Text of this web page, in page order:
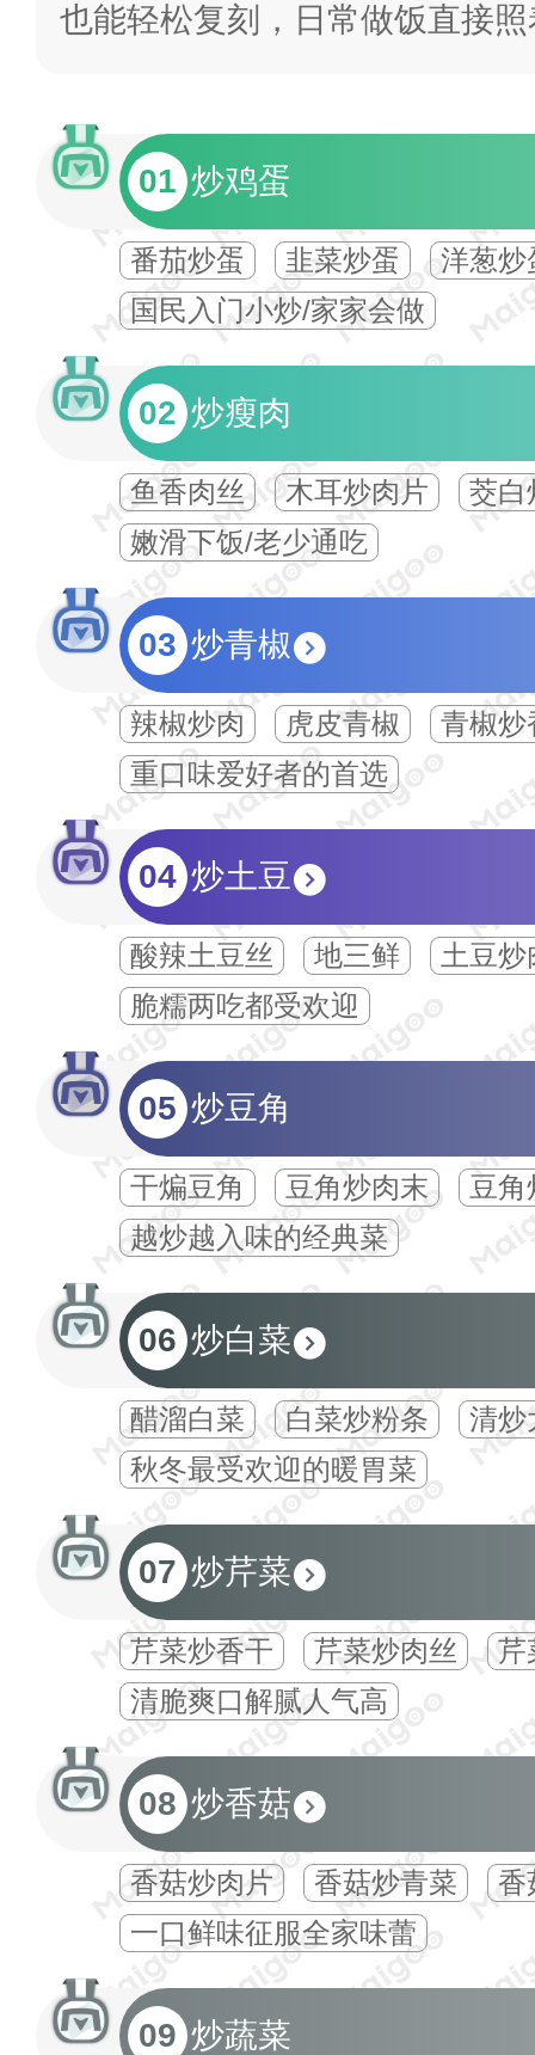
也能轻松复刻，日常做饭直接
01 炒鸡蛋
番茄炒蛋 韭菜炒蛋
洋葱炒
国民入门小炒/家家会做
02 炒瘦肉
鱼香肉丝 木耳炒肉片
茭白
嫩滑下饭/老少通吃
03 炒青椒
辣椒炒肉 虎皮青椒
青椒炒
重口味爱好者的首选
04 炒土豆
酸辣土豆丝 地三鲜
土豆炒
脆糯两吃都受欢迎
05 炒豆角
干煸豆角 豆角炒肉末
豆角
越炒越入味的经典菜
06 炒白菜
醋溜白菜 白菜炒粉条
清炒
秋冬最受欢迎的暖胃菜
07 炒芹菜
芹菜炒香干 芹菜炒肉丝
芹
清脆爽口解腻人气高
08 炒香菇
香菇炒肉片 香菇炒青菜
香
一口鲜味征服全家味蕾
09 炒蔬菜